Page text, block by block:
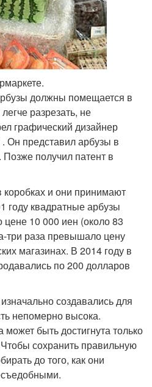
должны помещается в
разрезать, не
графический дизайнер
Он представил арбузы в
. Позже получил патент в
и они принимают
году квадратные арбузы
10 000 иен (около 83
три раза превышало цену
магазинах. В 2014 году в
по 200 долларов
создавались для
непомерно высока.
быть достигнута только
сохранить правильную
до того, как они
.